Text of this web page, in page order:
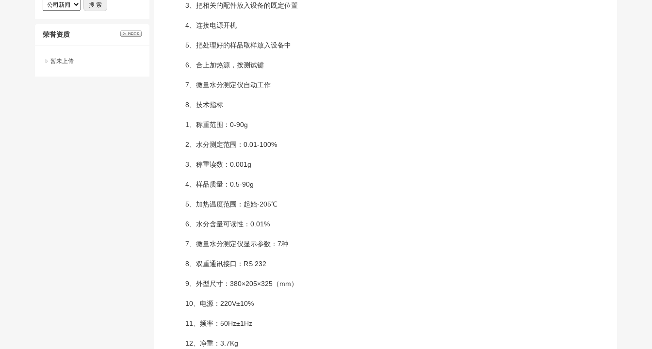
荣誉资质
暂未上传
3、把相关的配件放入设备的既定位置
4、连接电源开机
5、把处理好的样品取样放入设备中
6、合上加热源，按测试键
7、微量水分测定仪自动工作
8、技术指标
1、称重范围：0-90g
2、水分测定范围：0.01-100%
3、称重读数：0.001g
4、样品质量：0.5-90g
5、加热温度范围：起始-205℃
6、水分含量可读性：0.01%
7、微量水分测定仪显示参数：7种
8、双重通讯接口：RS 232
9、外型尺寸：380×205×325（mm）
10、电源：220V±10%
11、频率：50Hz±1Hz
12、净重：3.7Kg